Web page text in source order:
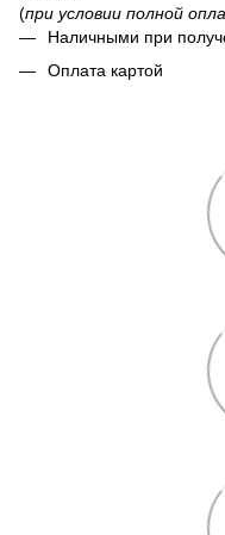
(при условии полной
Наличными при
Оплата картой